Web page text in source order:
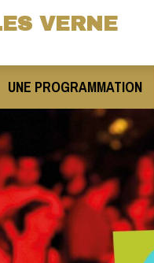
VERNE
UNE PROGRAMMATION